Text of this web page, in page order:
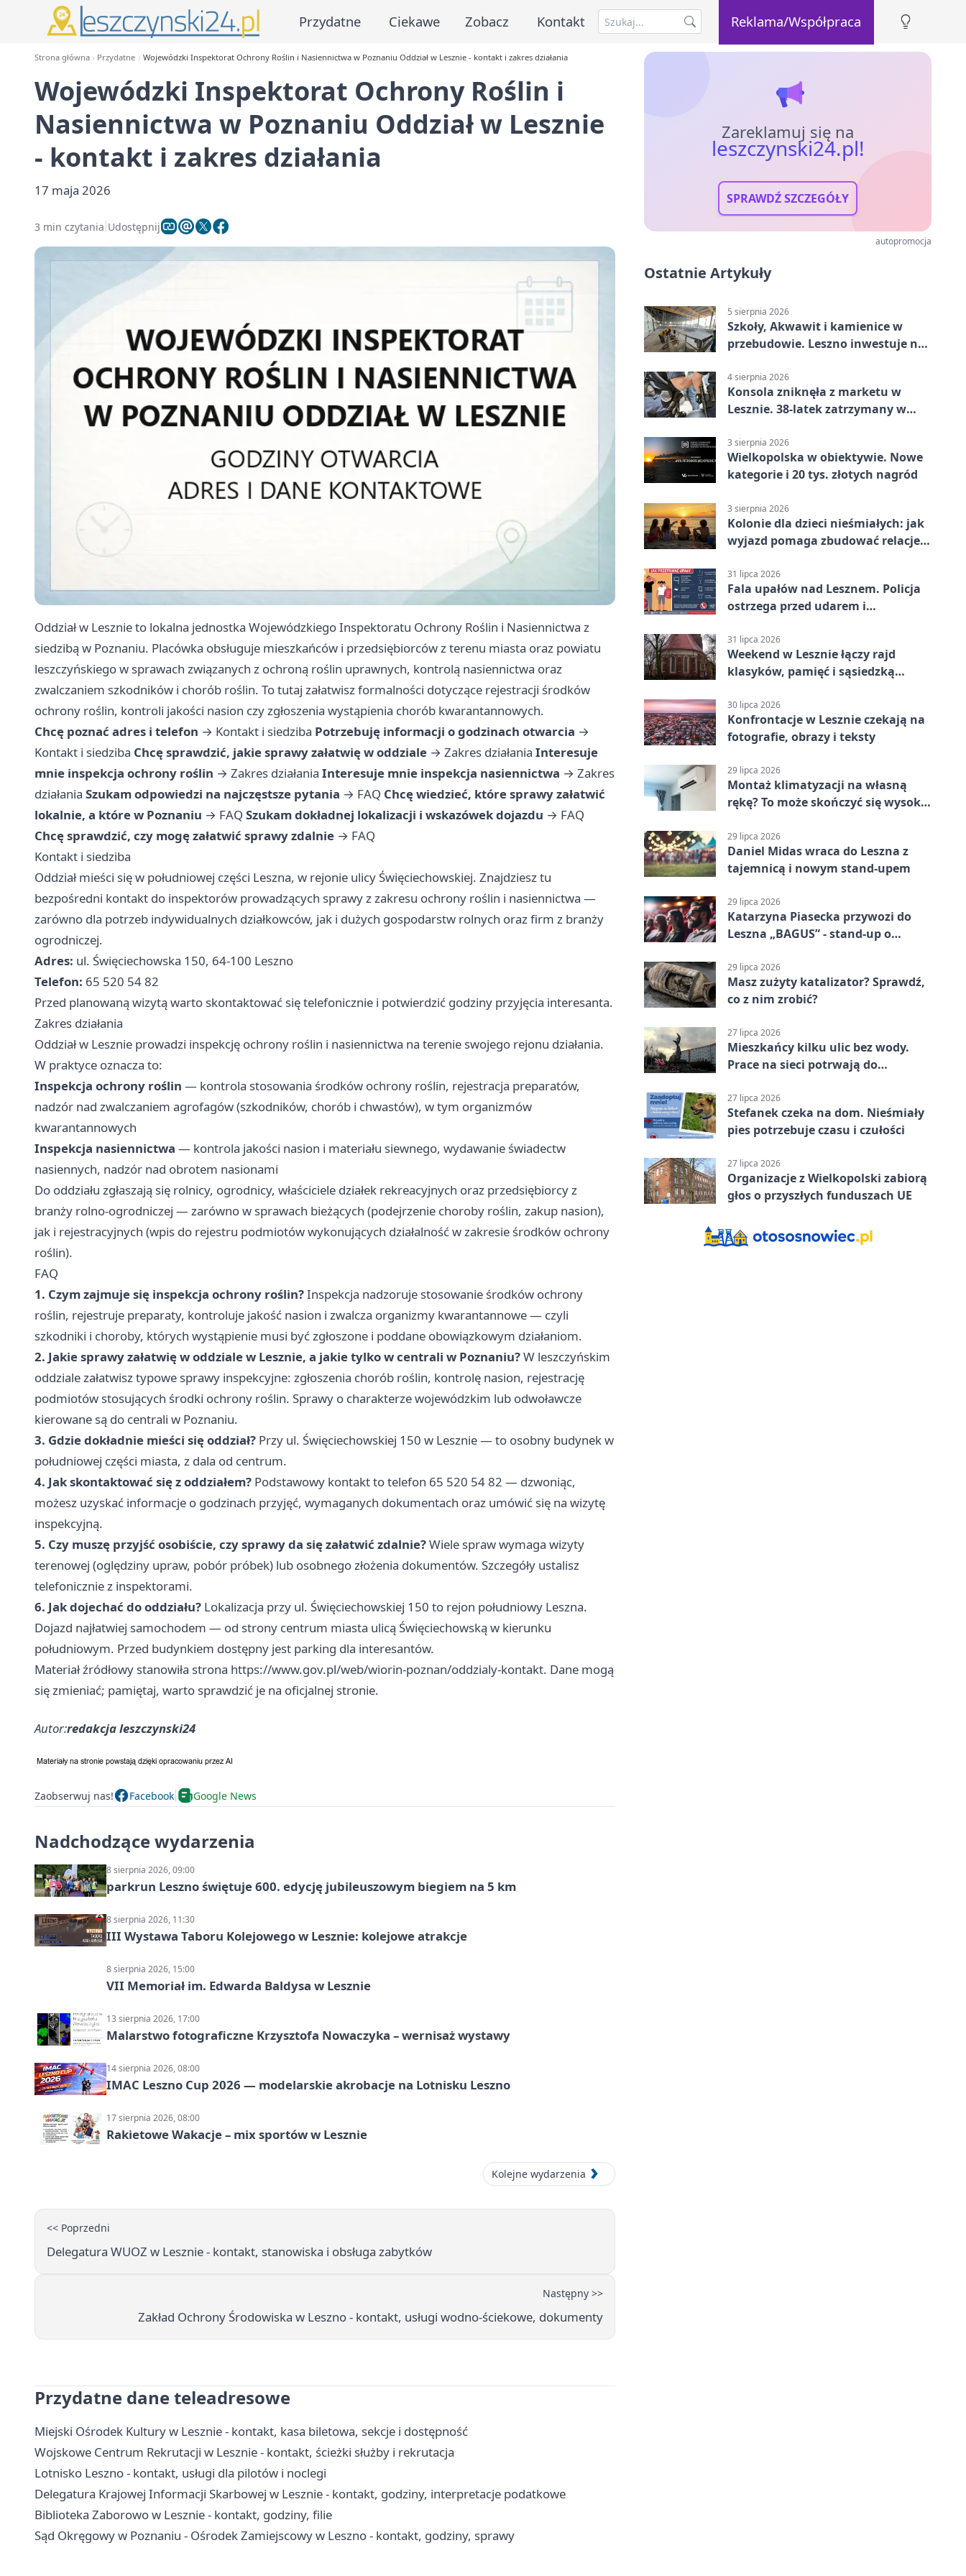
Przydatne Ciekawe Zobacz Kontakt Reklama/Współpraca
Strona główna Przydatne Wojewódzki Inspektorat Ochrony Roślin i Nasiennictwa w Poznaniu Oddział w Lesznie - kontakt i zakres działania
Wojewódzki Inspektorat Ochrony Roślin i
Nasiennictwa w Poznaniu Oddział w Lesznie
- kontakt i zakres działania
17 maja 2026
3 min czytania Udostępnij
Oddział w Lesznie to lokalna jednostka Wojewódzkiego Inspektoratu Ochrony Roślin i Nasiennictwa z
siedzibą w Poznaniu. Placówka obsługuje mieszkańców i przedsiębiorców z terenu miasta oraz powiatu
leszczyńskiego w sprawach związanych z ochroną roślin uprawnych, kontrolą nasiennictwa oraz
zwalczaniem szkodników i chorób roślin. To tutaj załatwisz formalności dotyczące rejestracji środków
ochrony roślin, kontroli jakości nasion czy zgłoszenia wystąpienia chorób kwarantannowych.
Chcę poznać adres i telefon → Kontakt i siedziba Potrzebuję informacji o godzinach otwarcia →
Kontakt i siedziba Chcę sprawdzić, jakie sprawy załatwię w oddziale → Zakres działania Interesuje
mnie inspekcja ochrony roślin → Zakres działania Interesuje mnie inspekcja nasiennictwa → Zakres
działania Szukam odpowiedzi na najczęstsze pytania → FAQ Chcę wiedzieć, które sprawy załatwić
lokalnie, a które w Poznaniu → FAQ Szukam dokładnej lokalizacji i wskazówek dojazdu → FAQ
Chcę sprawdzić, czy mogę załatwić sprawy zdalnie → FAQ
Kontakt i siedziba
Oddział mieści się w południowej części Leszna, w rejonie ulicy Święciechowskiej. Znajdziesz tu
bezpośredni kontakt do inspektorów prowadzących sprawy z zakresu ochrony roślin i nasiennictwa —
zarówno dla potrzeb indywidualnych działkowców, jak i dużych gospodarstw rolnych oraz firm z branży
ogrodniczej.
Adres: ul. Święciechowska 150, 64-100 Leszno
Telefon: 65 520 54 82
Przed planowaną wizytą warto skontaktować się telefonicznie i potwierdzić godziny przyjęcia interesanta.
Zakres działania
Oddział w Lesznie prowadzi inspekcję ochrony roślin i nasiennictwa na terenie swojego rejonu działania.
W praktyce oznacza to:
Inspekcja ochrony roślin — kontrola stosowania środków ochrony roślin, rejestracja preparatów,
nadzór nad zwalczaniem agrofagów (szkodników, chorób i chwastów), w tym organizmów
kwarantannowych
Inspekcja nasiennictwa — kontrola jakości nasion i materiału siewnego, wydawanie świadectw
nasiennych, nadzór nad obrotem nasionami
Do oddziału zgłaszają się rolnicy, ogrodnicy, właściciele działek rekreacyjnych oraz przedsiębiorcy z
branży rolno-ogrodniczej — zarówno w sprawach bieżących (podejrzenie choroby roślin, zakup nasion),
jak i rejestracyjnych (wpis do rejestru podmiotów wykonujących działalność w zakresie środków ochrony
roślin).
FAQ
1. Czym zajmuje się inspekcja ochrony roślin?Inspekcja nadzoruje stosowanie środków ochrony
roślin, rejestruje preparaty, kontroluje jakość nasion i zwalcza organizmy kwarantannowe — czyli
szkodniki i choroby, których wystąpienie musi być zgłoszone i poddane obowiązkowym działaniom.
2. Jakie sprawy załatwię w oddziale w Lesznie, a jakie tylko w centrali w Poznaniu?W leszczyńskim
oddziale załatwisz typowe sprawy inspekcyjne: zgłoszenia chorób roślin, kontrolę nasion, rejestrację
podmiotów stosujących środki ochrony roślin. Sprawy o charakterze wojewódzkim lub odwoławcze
kierowane są do centrali w Poznaniu.
3. Gdzie dokładnie mieści się oddział? Przy ul. Święciechowskiej 150 w Lesznie — to osobny budynek w
południowej części miasta, z dala od centrum.
4. Jak skontaktować się z oddziałem? Podstawowy kontakt to telefon 65 520 54 82 — dzwoniąc,
możesz uzyskać informacje o godzinach przyjęć, wymaganych dokumentach oraz umówić się na wizytę
inspekcyjną.
5. Czy muszę przyjść osobiście, czy sprawy da się załatwić zdalnie?Wiele spraw wymaga wizyty
terenowej (oględziny upraw, pobór próbek) lub osobnego złożenia dokumentów. Szczegóły ustalisz
telefonicznie z inspektorami.
6. Jak dojechać do oddziału? Lokalizacja przy ul. Święciechowskiej 150 to rejon południowy Leszna.
Dojazd najłatwiej samochodem — od strony centrum miasta ulicą Święciechowską w kierunku
południowym. Przed budynkiem dostępny jest parking dla interesantów.
Materiał źródłowy stanowiła strona https://www.gov.pl/web/wiorin-poznan/oddzialy-kontakt. Dane mogą
się zmieniać; pamiętaj, warto sprawdzić je na oficjalnej stronie.
Autor:redakcja leszczynski24
Zaobserwuj nas! Facebook Google News
Nadchodzące wydarzenia
8 sierpnia 2026, 09:00
parkrun Leszno świętuje 600. edycję jubileuszowym biegiem na 5 km
8 sierpnia 2026, 11:30
III Wystawa Taboru Kolejowego w Lesznie: kolejowe atrakcje
8 sierpnia 2026, 15:00
VII Memoriał im. Edwarda Baldysa w Lesznie
13 sierpnia 2026, 17:00
Malarstwo fotograficzne Krzysztofa Nowaczyka – wernisaż wystawy
14 sierpnia 2026, 08:00
IMAC Leszno Cup 2026 — modelarskie akrobacje na Lotnisku Leszno
17 sierpnia 2026, 08:00
Rakietowe Wakacje – mix sportów w Lesznie
Kolejne wydarzenia
<< Poprzedni
Delegatura WUOZ w Lesznie - kontakt, stanowiska i obsługa zabytków
Następny >>
Zakład Ochrony Środowiska w Leszno - kontakt, usługi wodno-ściekowe, dokumenty
Przydatne dane teleadresowe
Miejski Ośrodek Kultury w Lesznie - kontakt, kasa biletowa, sekcje i dostępność
Wojskowe Centrum Rekrutacji w Lesznie - kontakt, ścieżki służby i rekrutacja
Lotnisko Leszno - kontakt, usługi dla pilotów i noclegi
Delegatura Krajowej Informacji Skarbowej w Lesznie - kontakt, godziny, interpretacje podatkowe
Biblioteka Zaborowo w Lesznie - kontakt, godziny, filie
Sąd Okręgowy w Poznaniu - Ośrodek Zamiejscowy w Leszno - kontakt, godziny, sprawy
Zareklamuj się na
leszczynski24.pl!
SPRAWDŹ SZCZEGÓŁY
autopromocja
Ostatnie Artykuły
5 sierpnia 2026
Szkoły, Akwawit i kamienice w
przebudowie. Leszno inwestuje na
4 sierpnia 2026
Konsola zniknęła z marketu w
Lesznie. 38-latek zatrzymany w
3 sierpnia 2026
Wielkopolska w obiektywie. Nowe
kategorie i 20 tys. złotych nagród
3 sierpnia 2026
Kolonie dla dzieci nieśmiałych: jak
wyjazd pomaga zbudować relacje z
31 lipca 2026
Fala upałów nad Lesznem. Policja
ostrzega przed udarem i
31 lipca 2026
Weekend w Lesznie łączy rajd
klasyków, pamięć i sąsiedzką
30 lipca 2026
Konfrontacje w Lesznie czekają na
fotografie, obrazy i teksty
29 lipca 2026
Montaż klimatyzacji na własną
rękę? To może skończyć się wysoką
29 lipca 2026
Daniel Midas wraca do Leszna z
tajemnicą i nowym stand-upem
29 lipca 2026
Katarzyna Piasecka przywozi do
Leszna „BAGUS” - stand-up o
29 lipca 2026
Masz zużyty katalizator? Sprawdź,
co z nim zrobić?
27 lipca 2026
Mieszkańcy kilku ulic bez wody.
Prace na sieci potrwają do
27 lipca 2026
Stefanek czeka na dom. Nieśmiały
pies potrzebuje czasu i czułości
27 lipca 2026
Organizacje z Wielkopolski zabiorą
głos o przyszłych funduszach UE